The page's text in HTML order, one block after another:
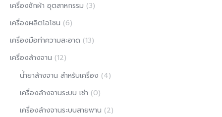
เครื่องซักผ้า อุตสาหกรรม (3)
เครื่องผลิตโอโซน (6)
เครื่องมือทำความสะอาด (13)
เครื่องล้างจาน (12)
น้ำยาล้างจาน สำหรับเครื่อง (4)
เครื่องล้างจานระบบ เช่า (0)
เครื่องล้างจานระบบสายพาน (2)